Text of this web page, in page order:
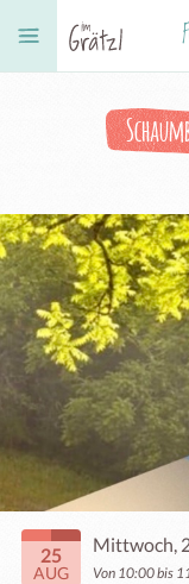
25
AUG
Mittwoch,
Von 10:00 bis